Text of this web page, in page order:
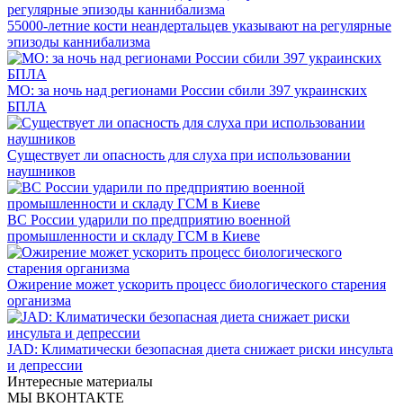
55000-летние кости неандертальцев указывают на регулярные
эпизоды каннибализма
МО: за ночь над регионами России сбили 397 украинских
БПЛА
Существует ли опасность для слуха при использовании
наушников
ВС России ударили по предприятию военной
промышленности и складу ГСМ в Киеве
Ожирение может ускорить процесс биологического старения
организма
JAD: Климатически безопасная диета снижает риски инсульта
и депрессии
Интересные материалы
МЫ ВКОНТАКТЕ